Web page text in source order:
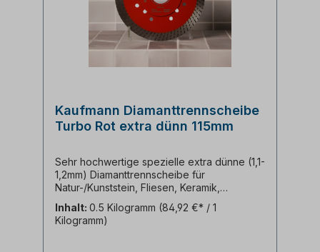
Kaufmann Diamanttrennscheibe
Turbo Rot extra dünn 115mm
Sehr hochwertige spezielle extra dünne (1,1-
1,2mm) Diamanttrennscheibe für
Natur-/Kunststein, Fliesen, Keramik,
Feinsteinzeug. Mit extra hoher
Diamantsegmentierung (12mm). Für den
Profi!
Inhalt: 0.5 Kilogramm (84,92 €* / 1
Kilogramm)